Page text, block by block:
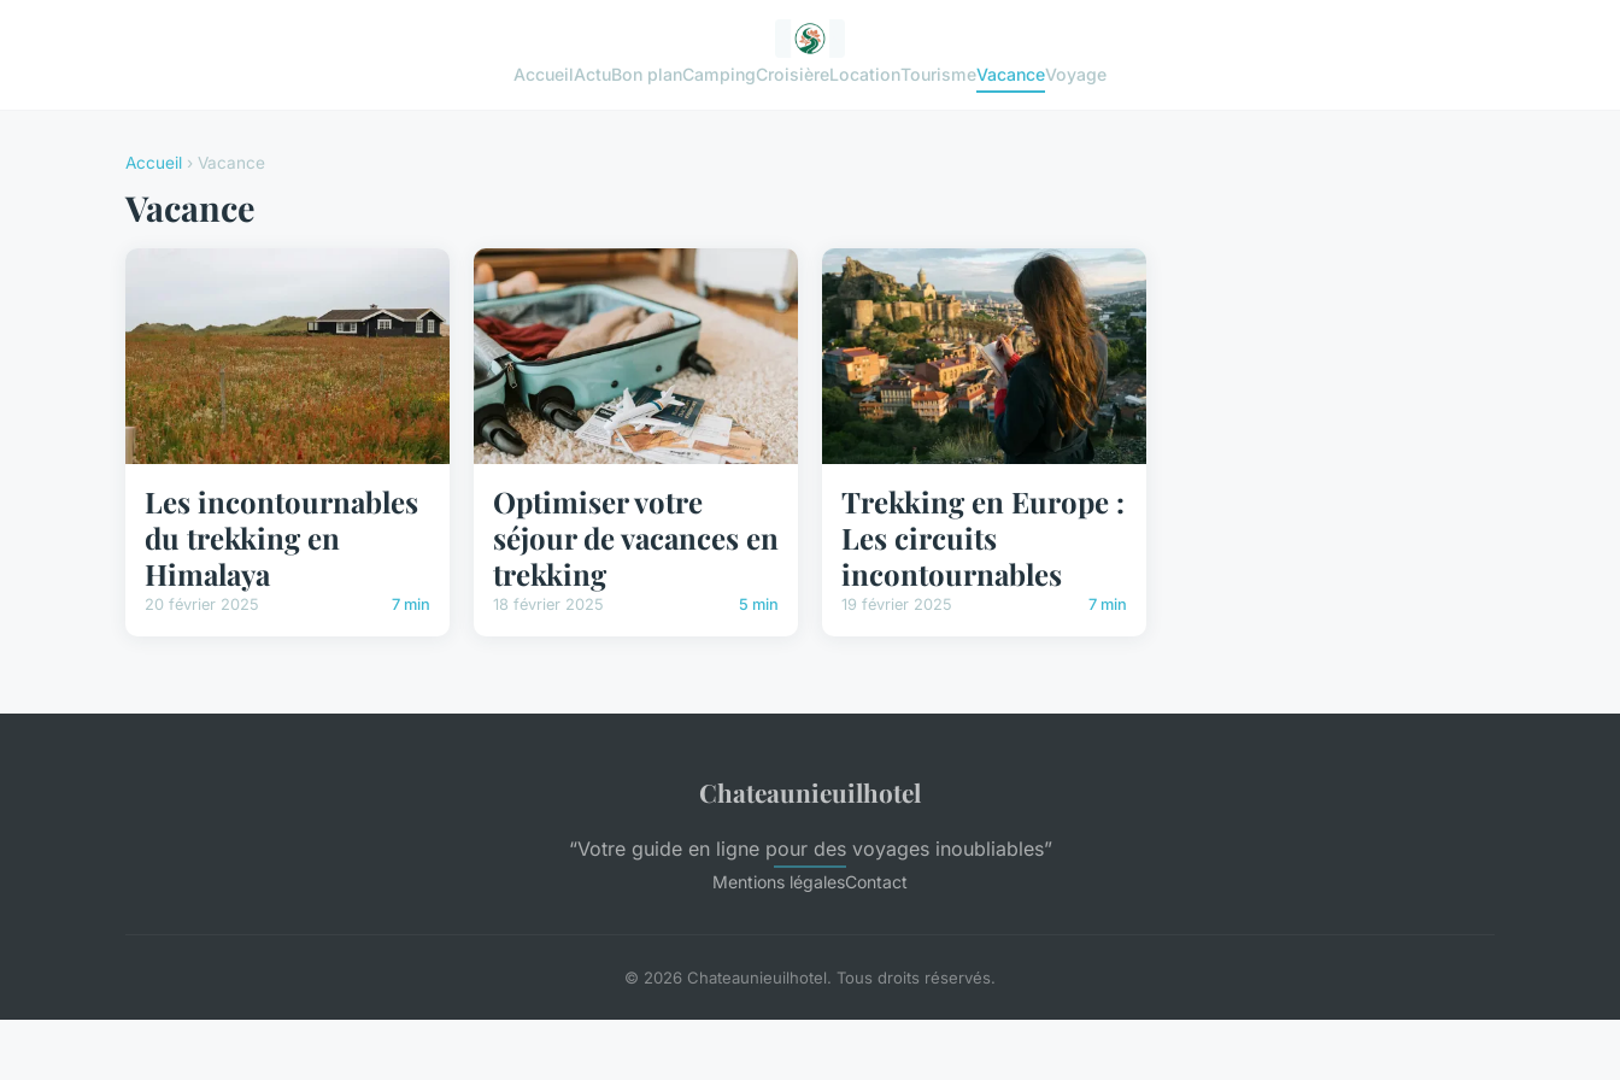
AccueilActuBon planCampingCroisièreLocationTourismeVacanceVoyage
Accueil › Vacance
Vacance
Les incontournables
du trekking en
Himalaya
20 février 2025 7 min
Optimiser votre
séjour de vacances en
trekking
18 février 2025 5 min
Trekking en Europe :
Les circuits
incontournables
19 février 2025 7 min
Chateaunieuilhotel
“Votre guide en ligne pour des voyages inoubliables”
Mentions légalesContact
© 2026 Chateaunieuilhotel. Tous droits réservés.